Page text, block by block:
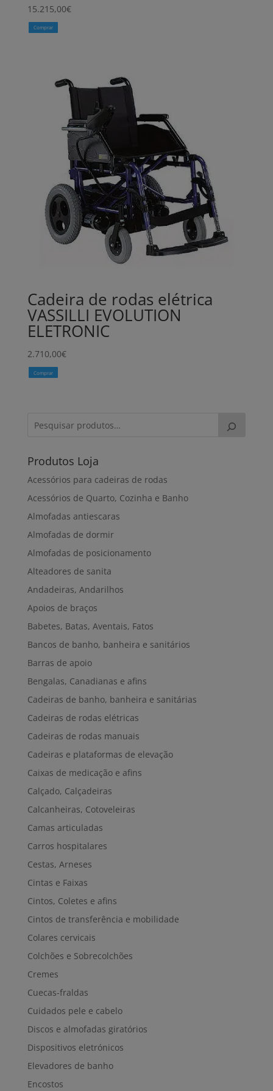
15.215,00€
Comprar
Cadeira de rodas elétrica
VASSILLI EVOLUTION
ELETRONIC
2.710,00€
Comprar
Produtos Loja
Acessórios para cadeiras de rodas
Acessórios de Quarto, Cozinha e Banho
Almofadas antiescaras
Almofadas de dormir
Almofadas de posicionamento
Alteadores de sanita
Andadeiras, Andarilhos
Apoios de braços
Babetes, Batas, Aventais, Fatos
Bancos de banho, banheira e sanitários
Barras de apoio
Bengalas, Canadianas e afins
Cadeiras de banho, banheira e sanitárias
Cadeiras de rodas elétricas
Cadeiras de rodas manuais
Cadeiras e plataformas de elevação
Caixas de medicação e afins
Calçado, Calçadeiras
Calcanheiras, Cotoveleiras
Camas articuladas
Carros hospitalares
Cestas, Arneses
Cintas e Faixas
Cintos, Coletes e afins
Cintos de transferência e mobilidade
Colares cervicais
Colchões e Sobrecolchões
Cremes
Cuecas-fraldas
Cuidados pele e cabelo
Discos e almofadas giratórios
Dispositivos eletrónicos
Elevadores de banho
Encostos